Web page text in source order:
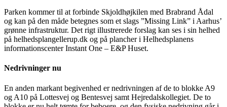
Parken kommer til at forbinde Skjoldhøjkilen med Brabrand Ådal
og kan på den måde betegnes som et slags ”Missing Link” i Aarhus’
grønne infrastruktur. Det rigt illustrerede forslag kan ses i sin helhed
på helhedsplangellerup.dk og på plancher i Helhedsplanens
informationscenter Instant One – E&P Huset.
Nedrivninger nu
En anden markant begivenhed er nedrivningen af de to blokke A9
og A10 på Lottesvej og Bentesvej samt Hejredalskollegiet. De to